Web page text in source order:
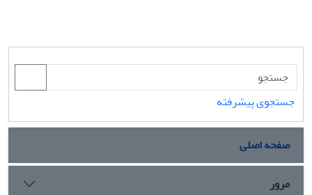
جستجوی پیشرفته
صفحه اصلی
مرور